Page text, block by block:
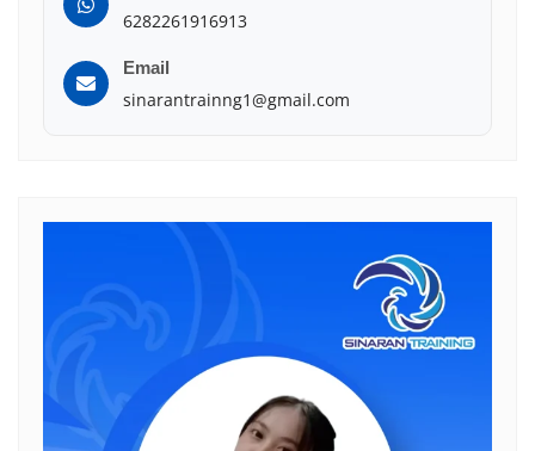
6282261916913
Email
sinarantrainng1@gmail.com